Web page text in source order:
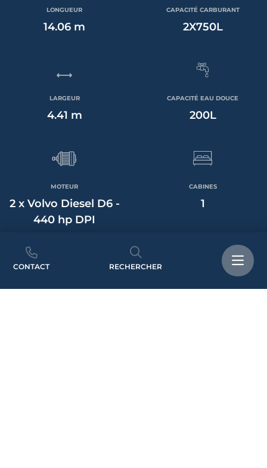
LONGUEUR
14.06 m
CAPACITÉ CARBURANT
2X750L
LARGEUR
4.41 m
CAPACITÉ EAU DOUCE
200L
MOTEUR
2 x Volvo Diesel D6 -
440 hp DPI
CABINES
1
HEURES PASSAGERS
CONTACT RECHERCHER